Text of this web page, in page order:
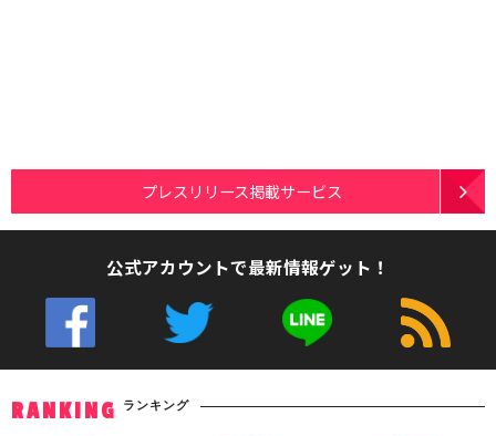
プレスリリース掲載サービス
公式アカウントで最新情報ゲット！
RANKING ランキング